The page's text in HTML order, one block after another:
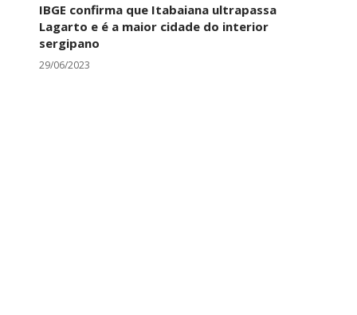
IBGE confirma que Itabaiana ultrapassa
Lagarto e é a maior cidade do interior
sergipano
29/06/2023